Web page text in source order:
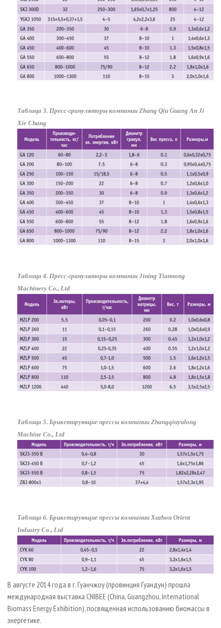
Таблица 3. Пресс-грануляторы компании Zhang Qiu Guang An Ji
Xie Chang
Таблица 4. Пресс-грануляторы компании Jining Tiannong
Machinery Co., Ltd
Таблица 5. Брикетирующие прессы компании Zhangqiuyulong
Machine Co., Ltd
Таблица 6. Брикетирующие прессы компании Xuzhou Orient
Industry Co., Ltd
В августе 2014 года в г. Гуанчжоу (провинция Гуандун) прошла
международная выставка CNIBEE (China, Guangzhou, International
Biomass Energy Exhibition), посвященная использованию биомассы в
энергетике.